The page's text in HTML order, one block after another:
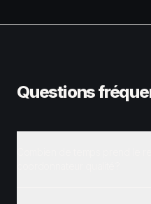
Questions